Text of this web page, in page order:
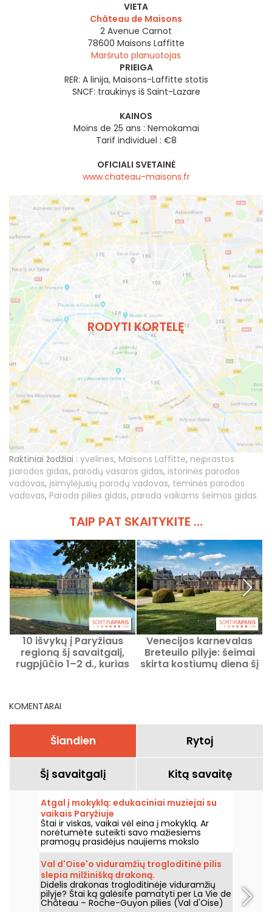
VIETA
Château de Maisons
2 Avenue Carnot
78600 Maisons Laffitte
Maršruto planuotojas
PRIEIGA
RER: A linija, Maisons-Laffitte stotis
SNCF: traukinys iš Saint-Lazare
KAINOS
Moins de 25 ans : Nemokamai
Tarif individuel : €8
OFICIALI SVETAINĖ
www.chateau-maisons.fr
RODYTI KORTELĘ
Raktiniai žodžiai : yvelines, Maisons Laffitte, neįprastos
parodos gidas, parodų vasaros gidas, istorinės parodos
vadovas, įsimylėjusių parodų vadovas, teminės parodos
vadovas, Paroda pilies gidas, paroda vaikams šeimos gidas
TAIP PAT SKAITYKITE ...
10 išvykų į Paryžiaus
regioną šį savaitgalį,
rugpjūčio 1–2 d., kurias
Venecijos karnevalas
Breteuilo pilyje: šeimai
skirta kostiumų diena šį
KOMENTARAI
Šiandien Rytoj
Šį savaitgalį Kitą savaitę
Atgal į mokyklą: edukaciniai muziejai su
vaikais Paryžiuje
Štai ir viskas, vaikai vėl eina į mokyklą. Ar
norėtumėte suteikti savo mažiesiems
pramogų prasidėjus naujiems mokslo
metams? Jei taip, siūlome jums edukacinių
muziejų Paryžiuje pasirinkimą, kad net ir su
vaikais galėtumėte smagiai išmokti daugybę
dalykų!
Val d'Oise'o viduramžių trogloditinė pilis
slepia milžinišką drakoną.
Didelis drakonas trogloditinėje viduramžių
pilyje? Štai ką galėsite pamatyti per La Vie de
Château – Roche-Guyon pilies (Val d'Oise)